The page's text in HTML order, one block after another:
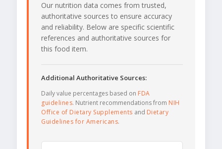
Our nutrition data comes from trusted,
authoritative sources to ensure accuracy
and reliability. Below are specific scientific
references and authoritative sources for
this food item.
Additional Authoritative Sources:
Daily value percentages based on FDA
guidelines. Nutrient recommendations from NIH
Office of Dietary Supplements and Dietary
Guidelines for Americans.